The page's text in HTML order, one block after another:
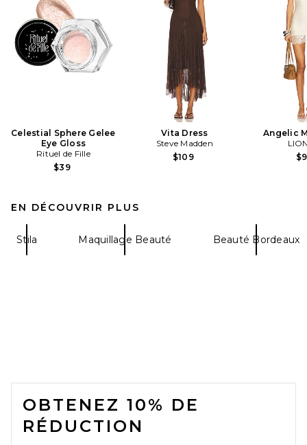
Celestial Sphere Gelee
Eye Gloss
Rituel de Fille
$39
Vita Dress
Steve Madden
$109
Angelic
EN DÉCOUVRIR PLUS
Stila Maquillage Beauté Beauté Bordeaux
FOOTER
OBTENEZ 10% DE
RÉDUCTION